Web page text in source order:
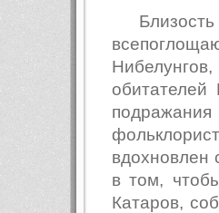
вдохновлен
в том,
Катаров,